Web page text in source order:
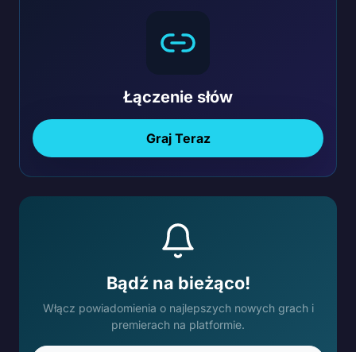
Łączenie słów
Graj Teraz
Bądź na bieżąco!
Włącz powiadomienia o najlepszych nowych grach i
premierach na platformie.